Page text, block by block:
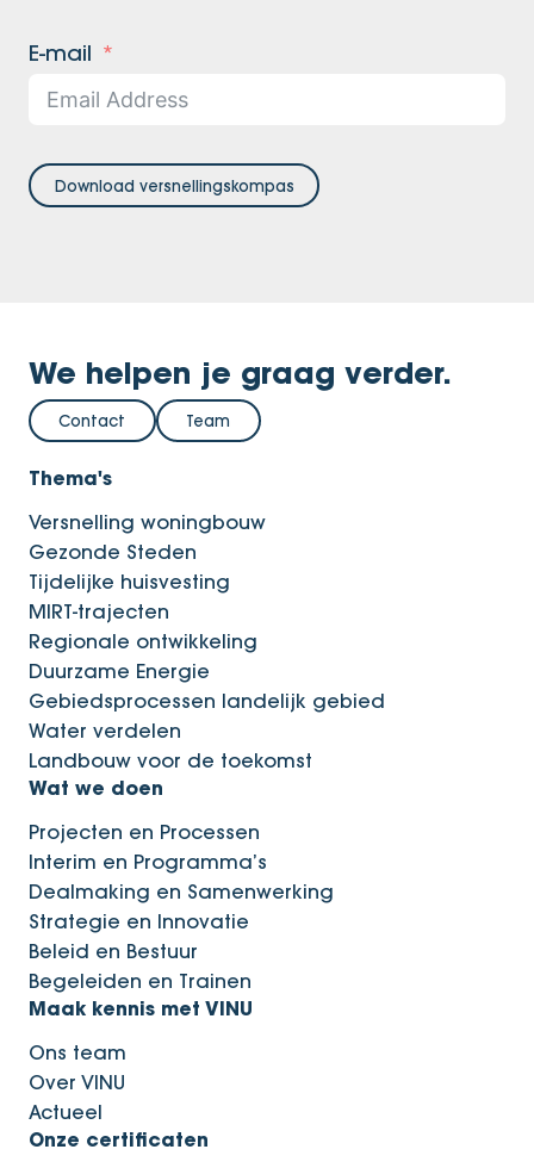
E-mail
Download versnellingskompas
We helpen je graag verder.
Contact Team
Thema's
Versnelling woningbouw
Gezonde Steden
Tijdelijke huisvesting
MIRT-trajecten
Regionale ontwikkeling
Duurzame Energie
Gebiedsprocessen landelijk gebied
Water verdelen
Landbouw voor de toekomst
Wat we doen
Projecten en Processen
Interim en Programma’s
Dealmaking en Samenwerking
Strategie en Innovatie
Beleid en Bestuur
Begeleiden en Trainen
Maak kennis met VINU
Ons team
Over VINU
Actueel
Onze certificaten